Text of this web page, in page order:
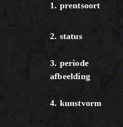
1. prentsoort
2. status
3. periode
afbeelding
4. kunstvorm